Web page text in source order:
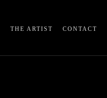
THE ARTIST CONTACT